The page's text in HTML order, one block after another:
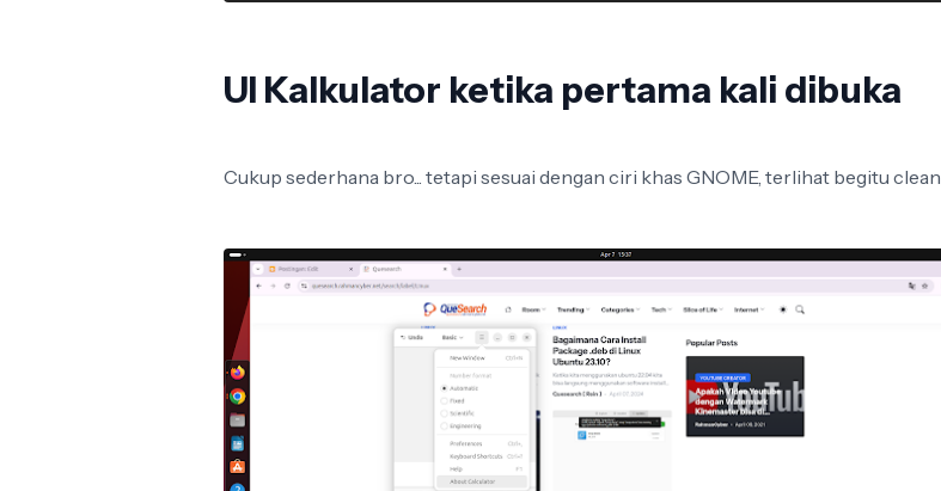
UI Kalkulator ketika pertama kali dibuka
Cukup sederhana bro... tetapi sesuai dengan ciri khas GNOME, terlihat begitu clean